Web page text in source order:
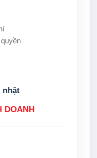
nhật
DOANH